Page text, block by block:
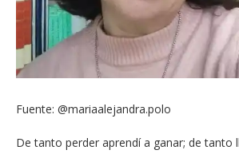
Fuente: @mariaalejandra.polo
De tanto perder aprendí a ganar; de tanto